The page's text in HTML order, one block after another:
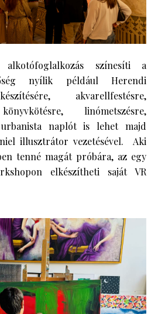
színesíti a
nyílik például Herendi
akvarellfestésre,
linómetszésre,
urbanista naplót is lehet majd
illusztrátor vezetésével. Aki
tenné magát próbára, az egy
elkészítheti saját VR